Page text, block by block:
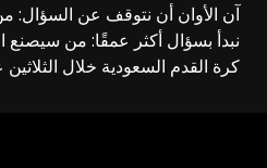
آن الأوان أن نتوقف عن السؤال:
نبدأ بسؤال أكثر عمقًا: من سيصنع
كرة القدم السعودية خلال الثلاثين